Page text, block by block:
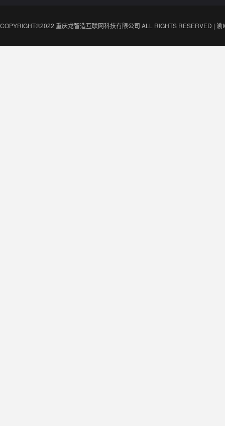
COPYRIGHT©2022 重庆龙智造互联网科技有限公司 ALL RIGHTS RESERVED | 渝